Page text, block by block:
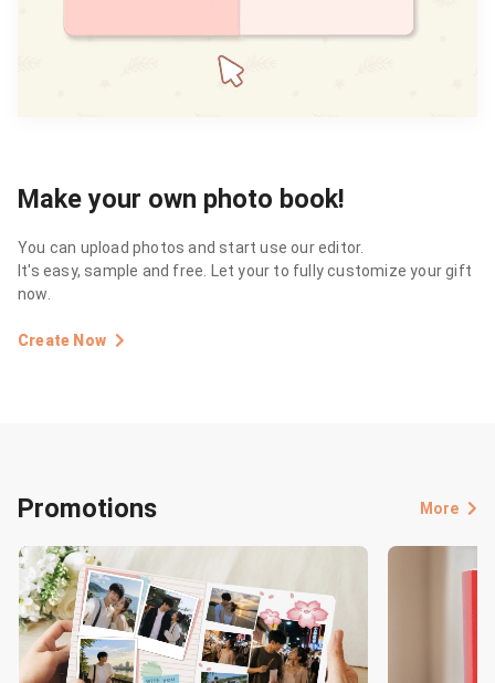
Make your own photo book!
You can upload photos and start use our editor.
It's easy, sample and free. Let your to fully customize your gift
now.
Create Now
Promotions More